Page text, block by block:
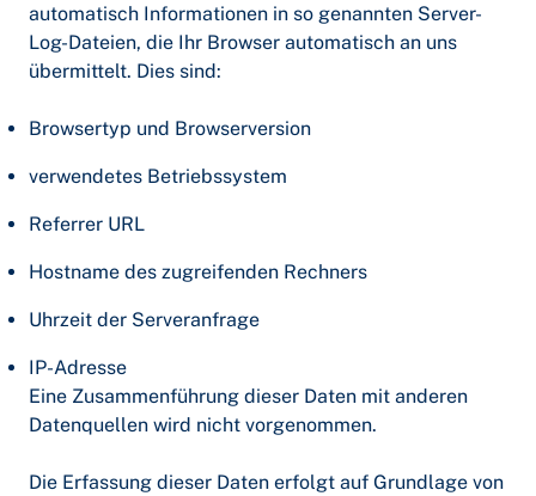
automatisch Informationen in so genannten Server-
Log-Dateien, die Ihr Browser automatisch an uns
übermittelt. Dies sind:
Browsertyp und Browserversion
verwendetes Betriebssystem
Referrer URL
Hostname des zugreifenden Rechners
Uhrzeit der Serveranfrage
IP-Adresse
Eine Zusammenführung dieser Daten mit anderen
Datenquellen wird nicht vorgenommen.
Die Erfassung dieser Daten erfolgt auf Grundlage von